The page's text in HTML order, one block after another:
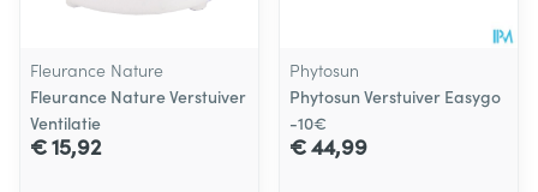
Fleurance Nature
Fleurance Nature Verstuiver
Ventilatie
€ 15,92
Phytosun
Phytosun Verstuiver Easygo
-10€
€ 44,99